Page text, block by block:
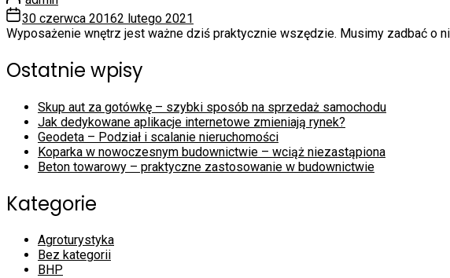
30 czerwca 20162 lutego 2021
Wyposażenie wnętrz jest ważne dziś praktycznie wszędzie. Musimy zadbać o
Ostatnie wpisy
Skup aut za gotówkę – szybki sposób na sprzedaż samochodu
Jak dedykowane aplikacje internetowe zmieniają rynek?
Geodeta – Podział i scalanie nieruchomości
Koparka w nowoczesnym budownictwie – wciąż niezastąpiona
Beton towarowy – praktyczne zastosowanie w budownictwie
Kategorie
Agroturystyka
Bez kategorii
BHP